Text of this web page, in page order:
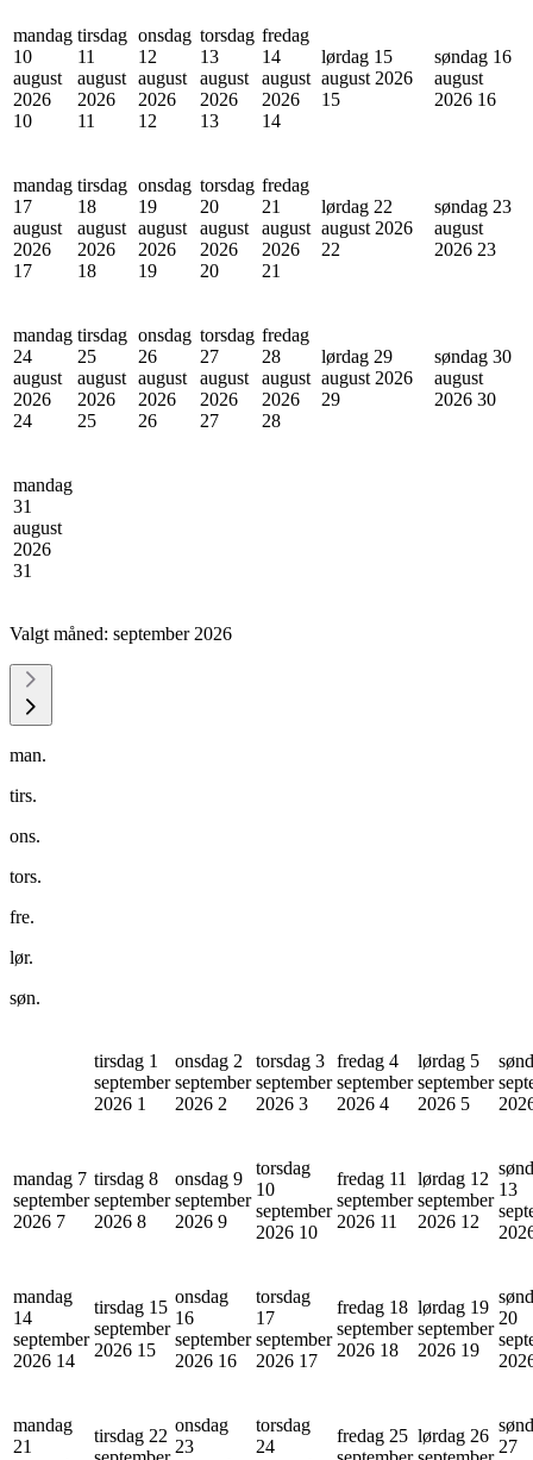
mandag
10
august
2026
10
tirsdag
11
august
2026
11
onsdag
12
august
2026
12
torsdag
13
august
2026
13
fredag
14
august
2026
14
lørdag 15
august 2026
15
søndag 16
august
2026 16
mandag
17
august
2026
17
tirsdag
18
august
2026
18
onsdag
19
august
2026
19
torsdag
20
august
2026
20
fredag
21
august
2026
21
lørdag 22
august 2026
22
søndag 23
august
2026 23
mandag
24
august
2026
24
tirsdag
25
august
2026
25
onsdag
26
august
2026
26
torsdag
27
august
2026
27
fredag
28
august
2026
28
lørdag 29
august 2026
29
søndag 30
august
2026 30
mandag
31
august
2026
31
Valgt måned: september 2026
man.
tirs.
ons.
tors.
fre.
lør.
søn.
tirsdag 1
september
2026 1
onsdag 2
september
2026 2
torsdag 3
september
2026 3
fredag 4
september
2026 4
lørdag 5
september
2026 5
mandag 7
september
2026 7
tirsdag 8
september
2026 8
onsdag 9
september
2026 9
torsdag
10
september
2026 10
fredag 11
september
2026 11
lørdag 12
september
2026 12
13
mandag
14
september
2026 14
tirsdag 15
september
2026 15
onsdag
16
september
2026 16
torsdag
17
september
2026 17
fredag 18
september
2026 18
lørdag 19
september
2026 19
20
mandag
21
tirsdag 22
onsdag
23
torsdag
24
fredag 25 lørdag 26
27